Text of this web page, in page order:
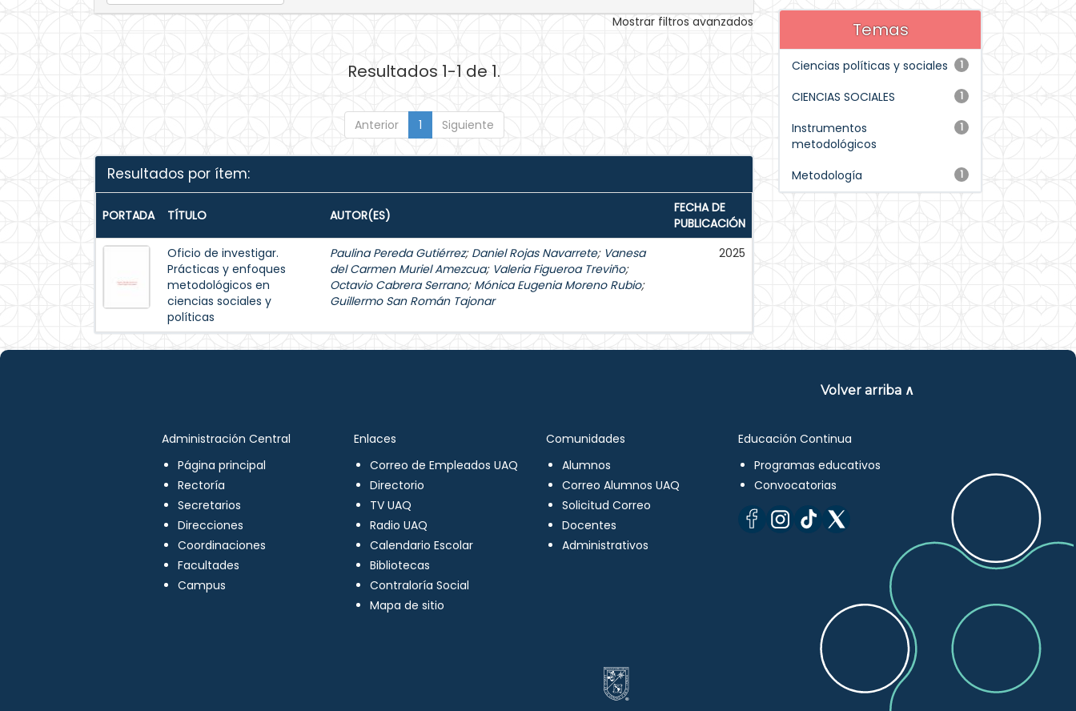
Mostrar filtros avanzados
Resultados 1-1 de 1.
Anterior 1 Siguiente
Resultados por ítem:
PORTADA TÍTULO AUTOR(ES)
FECHA DE
PUBLICACIÓN
Oficio de investigar.
Prácticas y enfoques
metodológicos en
ciencias sociales y
políticas
Paulina Pereda Gutiérrez; Daniel Rojas Navarrete; Vanesa
del Carmen Muriel Amezcua; Valeria Figueroa Treviño;
Octavio Cabrera Serrano; Mónica Eugenia Moreno Rubio;
Guillermo San Román Tajonar
2025
Temas
1
Ciencias políticas y sociales
1
CIENCIAS SOCIALES
1
Instrumentos
metodológicos
1
Metodología
Volver arriba ∧
Administración Central
Página principal
Rectoría
Secretarios
Direcciones
Coordinaciones
Facultades
Campus
Enlaces
Correo de Empleados UAQ
Directorio
TV UAQ
Radio UAQ
Calendario Escolar
Bibliotecas
Contraloría Social
Mapa de sitio
Comunidades
Alumnos
Correo Alumnos UAQ
Solicitud Correo
Docentes
Administrativos
Educación Continua
Programas educativos
Convocatorias